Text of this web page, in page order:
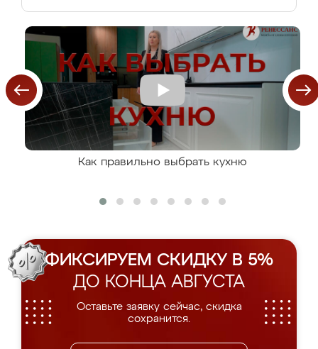
Как правильно выбрать кухню
ФИКСИРУЕМ СКИДКУ В 5%
ДО КОНЦА АВГУСТА
Оставьте заявку сейчас, скидка
сохранится.